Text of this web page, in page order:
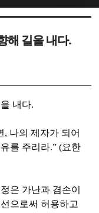
해 길을 내다.
내다.
, 나의 제자가 되어
를 주리라.” (요한
은 가난과 겸손이
으로써 허용하고
5
5
5
5